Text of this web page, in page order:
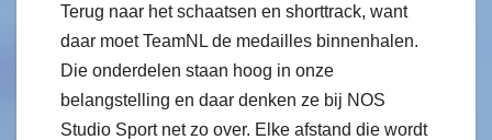
Terug naar het schaatsen en shorttrack, want
daar moet TeamNL de medailles binnenhalen.
Die onderdelen staan hoog in onze
belangstelling en daar denken ze bij NOS
Studio Sport net zo over. Elke afstand die wordt